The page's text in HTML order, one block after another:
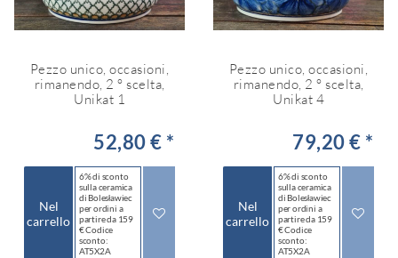
Pezzo unico, occasioni,
rimanendo, 2 ° scelta,
Unikat 1
52,80 € *
Nel
carrello
6% di sconto
sulla ceramica
di Bolesławiec
per ordini a
partire da 159
€ Codice
sconto:
AT5X2A
Pezzo unico, occasioni,
rimanendo, 2 ° scelta,
Unikat 4
79,20 € *
Nel
carrello
6% di sconto
sulla ceramica
di Bolesławiec
per ordini a
partire da 159
€ Codice
sconto:
AT5X2A